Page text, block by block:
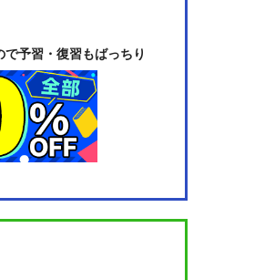
予習・復習もばっちり